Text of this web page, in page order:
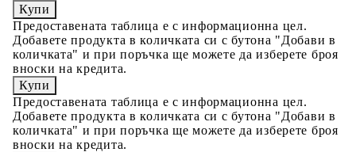
Предоставената таблица е с информационна цел.
Добавете продукта в количката си с бутона "Добави в
количката" и при поръчка ще можете да изберете броя
вноски на кредита.
Предоставената таблица е с информационна цел.
Добавете продукта в количката си с бутона "Добави в
количката" и при поръчка ще можете да изберете броя
вноски на кредита.